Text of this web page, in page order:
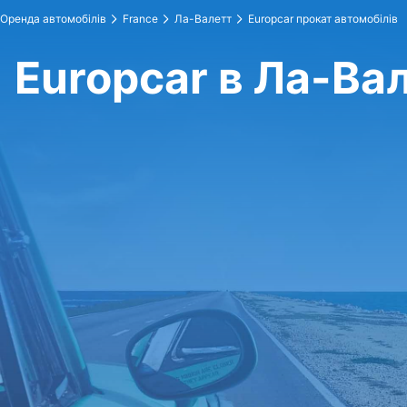
Оренда автомобілів France Ла-Валетт Europcar прокат автомобілів
Europcar в Ла-